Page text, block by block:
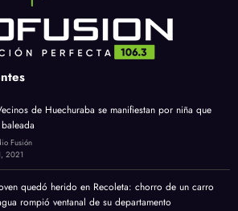
de Huechuraba se manifiestan por niña que
Fusión
2021
quedó herido en Recoleta: chorro de un carro
rompió ventanal de su departamento